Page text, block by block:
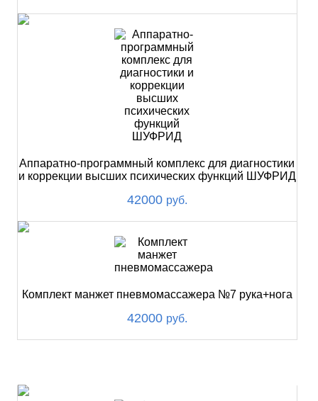
Аппаратно-программный комплекс для диагностики
и коррекции высших психических функций ШУФРИД
42000 руб.
Комплект манжет пневмомассажера №7 рука+нога
42000 руб.